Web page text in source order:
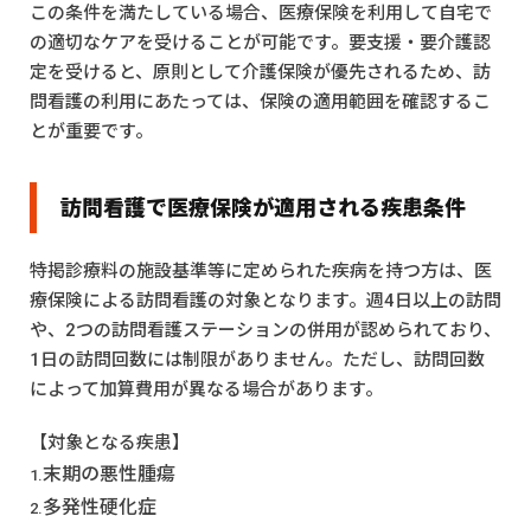
この条件を満たしている場合、医療保険を利用して自宅で
の適切なケアを受けることが可能です。要支援・要介護認
定を受けると、原則として介護保険が優先されるため、訪
問看護の利用にあたっては、保険の適用範囲を確認するこ
とが重要です。
訪問看護で医療保険が適用される疾患条件
特掲診療料の施設基準等に定められた疾病を持つ方は、医
療保険による訪問看護の対象となります。週4日以上の訪問
や、2つの訪問看護ステーションの併用が認められており、
1日の訪問回数には制限がありません。ただし、訪問回数
によって加算費用が異なる場合があります。
【対象となる疾患】
末期の悪性腫瘍
多発性硬化症